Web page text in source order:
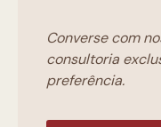
Converse com
consultoria
preferência.